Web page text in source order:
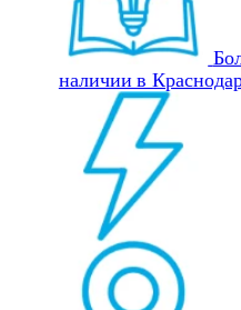
наличии в